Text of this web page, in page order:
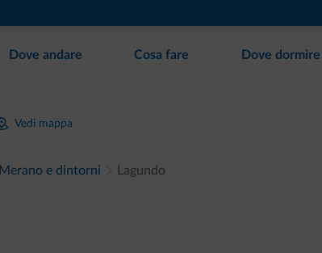
Dove andare Cosa fare Dove dormire
Vedi mappa
Merano e dintorni Lagundo